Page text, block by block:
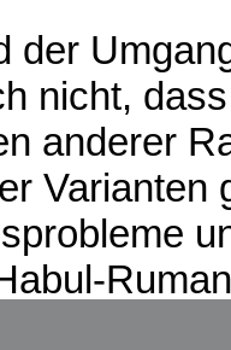
der
nicht,
anderer
Varianten